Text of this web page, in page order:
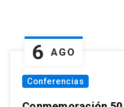
6 AGO
Conferencias